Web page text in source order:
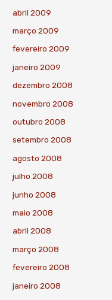
abril 2009
março 2009
fevereiro 2009
janeiro 2009
dezembro 2008
novembro 2008
outubro 2008
setembro 2008
agosto 2008
julho 2008
junho 2008
maio 2008
abril 2008
março 2008
fevereiro 2008
janeiro 2008